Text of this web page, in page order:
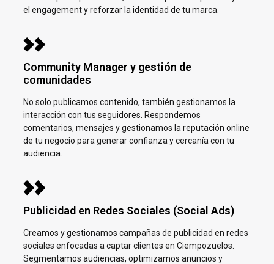
el engagement y reforzar la identidad de tu marca.
Community Manager y gestión de
comunidades
No solo publicamos contenido, también gestionamos la
interacción con tus seguidores. Respondemos
comentarios, mensajes y gestionamos la reputación online
de tu negocio para generar confianza y cercanía con tu
audiencia.
Publicidad en Redes Sociales (Social Ads)
Creamos y gestionamos campañas de publicidad en redes
sociales enfocadas a captar clientes en Ciempozuelos.
Segmentamos audiencias, optimizamos anuncios y